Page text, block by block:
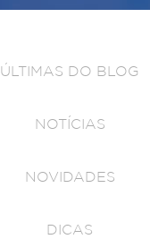
ÚLTIMAS DO BLOG
NOTÍCIAS
NOVIDADES
DICAS